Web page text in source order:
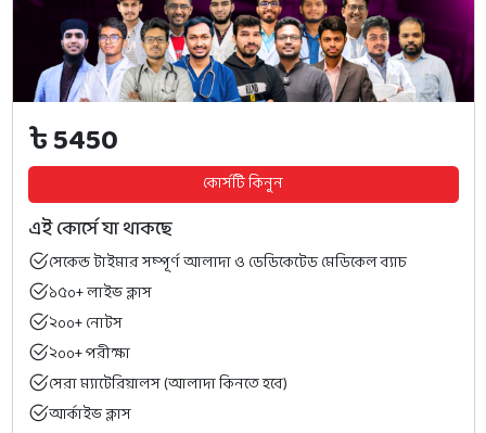
৳ 5450
কোর্সটি কিনুন
এই কোর্সে যা থাকছে
সেকেন্ড টাইমার সম্পূর্ণ আলাদা ও ডেডিকেটেড মেডিকেল ব্যাচ
১৫০+ লাইভ ক্লাস
২০০+ নোটস
২০০+ পরীক্ষা
সেরা ম্যাটেরিয়ালস (আলাদা কিনতে হবে)
আর্কাইভ ক্লাস